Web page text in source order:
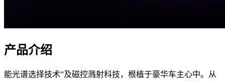
产品介绍
能光谱选择技术”及磁控溅射科技，根植于豪华车主心中。从